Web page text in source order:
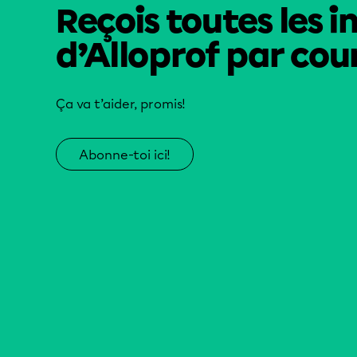
Reçois toutes les
d’Alloprof par
Ça va t’aider, promis!
Abonne-toi ici!